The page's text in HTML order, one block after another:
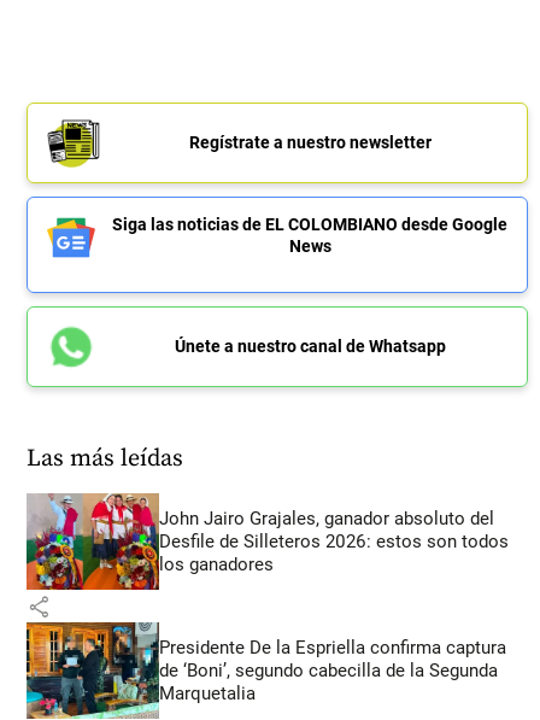
Regístrate a nuestro newsletter
Siga las noticias de EL COLOMBIANO desde Google
News
Únete a nuestro canal de Whatsapp
Las más leídas
John Jairo Grajales, ganador absoluto del
Desfile de Silleteros 2026: estos son todos
los ganadores
share
Presidente De la Espriella confirma captura
de ‘Boni’, segundo cabecilla de la Segunda
Marquetalia